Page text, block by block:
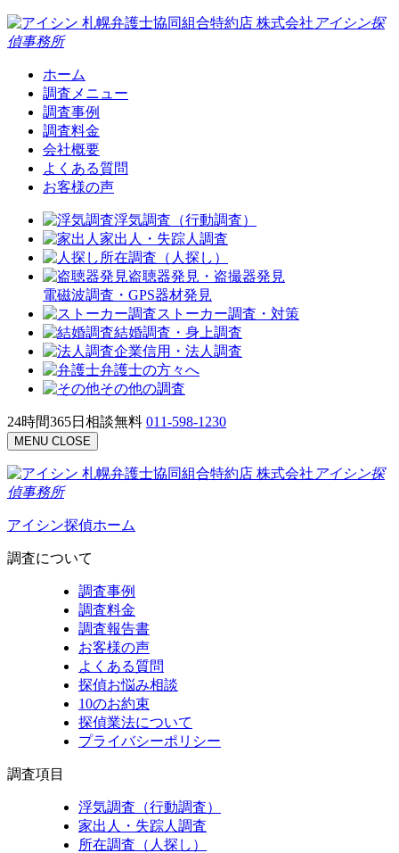
札幌弁護士協同組合特約店 株式会社 アイシン探
偵事務所
ホーム
調査メニュー
調査事例
調査料金
会社概要
よくある質問
お客様の声
浮気調査（行動調査）
家出人・失踪人調査
所在調査（人探し）
盗聴器発見・盗撮器発見
電磁波調査・GPS器材発見
ストーカー調査・対策
結婚調査・身上調査
企業信用・法人調査
弁護士の方々へ
その他の調査
24時間365日相談無料 011-598-1230
MENU CLOSE
札幌弁護士協同組合特約店 株式会社 アイシン探
偵事務所
アイシン探偵ホーム
調査について
調査事例
調査料金
調査報告書
お客様の声
よくある質問
探偵お悩み相談
10のお約束
探偵業法について
プライバシーポリシー
調査項目
浮気調査（行動調査）
家出人・失踪人調査
所在調査（人探し）